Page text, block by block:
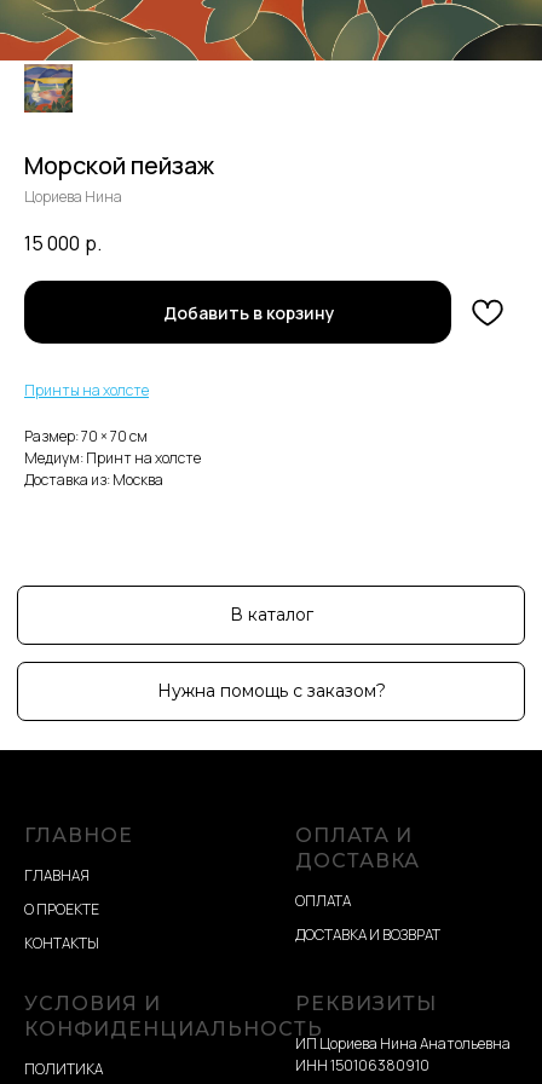
Морской пейзаж
Цориева Нина
15 000 р.
Добавить в корзину
Принты на холсте
Размер: 70 × 70 cм
Медиум: Принт на холсте
Доставка из: Москва
В каталог
ГЛАВНОЕ
ГЛАВНАЯ
О ПРОЕКТЕ
КОНТАКТЫ
ОПЛАТА И
ДОСТАВКА
ОПЛАТА
ДОСТАВКА И ВОЗВРАТ
УСЛОВИЯ И
КОНФИДЕНЦИАЛЬНОСТЬ
ПОЛИТИКА
РЕКВИЗИТЫ
ИП Цориева Нина Анатольевна
ИНН 150106380910